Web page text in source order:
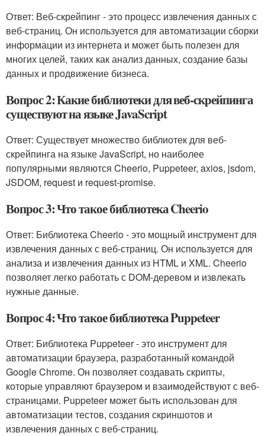
Ответ: Веб-скрейпинг - это процесс извлечения данных с
веб-страниц. Он используется для автоматизации сборки
информации из интернета и может быть полезен для
многих целей, таких как анализ данных, создание базы
данных и продвижение бизнеса.
Вопрос 2: Какие библиотеки для веб-скрейпинга
существуют на языке JavaScript
Ответ: Существует множество библиотек для веб-
скрейпинга на языке JavaScript, но наиболее
популярными являются Cheerio, Puppeteer, axios, jsdom,
JSDOM, request и request-promise.
Вопрос 3: Что такое библиотека Cheerio
Ответ: Библиотека Cheerio - это мощный инструмент для
извлечения данных с веб-страниц. Он используется для
анализа и извлечения данных из HTML и XML. Cheerio
позволяет легко работать с DOM-деревом и извлекать
нужные данные.
Вопрос 4: Что такое библиотека Puppeteer
Ответ: Библиотека Puppeteer - это инструмент для
автоматизации браузера, разработанный командой
Google Chrome. Он позволяет создавать скрипты,
которые управляют браузером и взаимодействуют с веб-
страницами. Puppeteer может быть использован для
автоматизации тестов, создания скриншотов и
извлечения данных с веб-страниц.